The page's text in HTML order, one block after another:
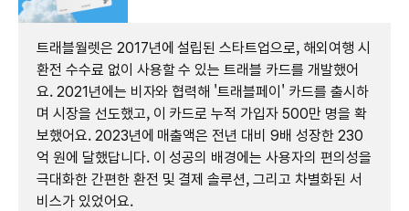
트래블월렛은 2017년에 설립된 스타트업으로, 해외여행 시
환전 수수료 없이 사용할 수 있는 트래블 카드를 개발했어
요. 2021년에는 비자와 협력해 '트래블페이' 카드를 출시하
며 시장을 선도했고, 이 카드로 누적 가입자 500만 명을 확
보했어요. 2023년에 매출액은 전년 대비 9배 성장한 230
억 원에 달했답니다. 이 성공의 배경에는 사용자의 편의성을
극대화한 간편한 환전 및 결제 솔루션, 그리고 차별화된 서
비스가 있었어요.